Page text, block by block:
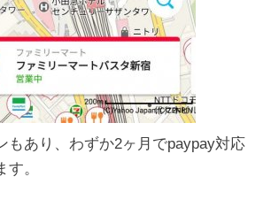
もあり、わずか2ヶ月でpaypay対応
。